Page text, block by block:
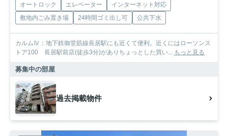
オートロック エレベーター
インターネット対応
敷地内ごみ置き場
24時間ゴミ出し可 公共下水
カルムⅣ：地下鉄御堂筋線長居駅にも近くて便利。近くにはローソンス
トア100 長居駅前店(徒歩3分)がありちょっとした買い... もっと見る
募集中の部屋
過去掲載物件